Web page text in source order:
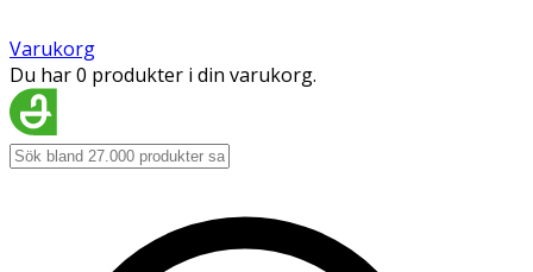
Varukorg
Du har 0 produkter i din varukorg.